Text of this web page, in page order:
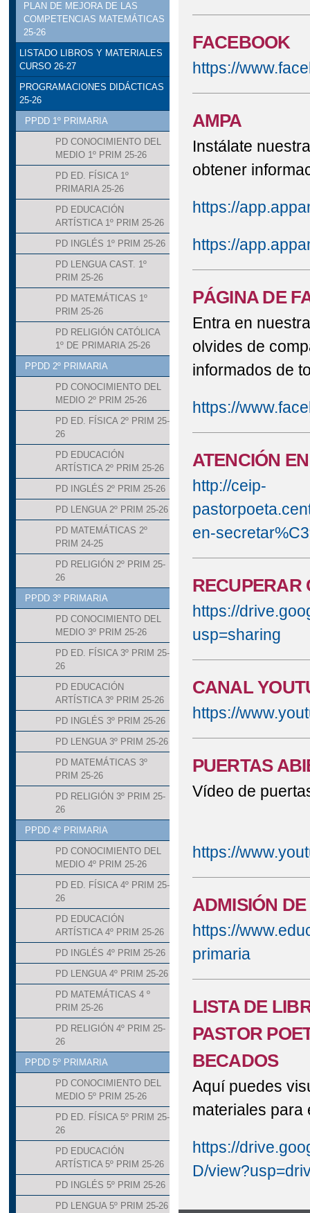
PLAN DE MEJORA DE LAS
COMPETENCIAS MATEMÁTICAS
25-26
LISTADO LIBROS Y MATERIALES
CURSO 26-27
PROGRAMACIONES DIDÁCTICAS
25-26
PPDD 1º PRIMARIA
PD CONOCIMIENTO DEL
MEDIO 1º PRIM 25-26
PD ED. FÍSICA 1º
PRIMARIA 25-26
PD EDUCACIÓN
ARTÍSTICA 1º PRIM 25-26
PD INGLÉS 1º PRIM 25-26
PD LENGUA CAST. 1º
PRIM 25-26
PD MATEMÁTICAS 1º
PRIM 25-26
PD RELIGIÓN CATÓLICA
1º DE PRIMARIA 25-26
PPDD 2º PRIMARIA
PD CONOCIMIENTO DEL
MEDIO 2º PRIM 25-26
PD ED. FÍSICA 2º PRIM 25-
26
PD EDUCACIÓN
ARTÍSTICA 2º PRIM 25-26
PD INGLÉS 2º PRIM 25-26
PD LENGUA 2º PRIM 25-26
PD MATEMÁTICAS 2º
PRIM 24-25
PD RELIGIÓN 2º PRIM 25-
26
PPDD 3º PRIMARIA
PD CONOCIMIENTO DEL
MEDIO 3º PRIM 25-26
PD ED. FÍSICA 3º PRIM 25-
26
PD EDUCACIÓN
ARTÍSTICA 3º PRIM 25-26
PD INGLÉS 3º PRIM 25-26
PD LENGUA 3º PRIM 25-26
PD MATEMÁTICAS 3º
PRIM 25-26
PD RELIGIÓN 3º PRIM 25-
26
PPDD 4º PRIMARIA
PD CONOCIMIENTO DEL
MEDIO 4º PRIM 25-26
PD ED. FÍSICA 4º PRIM 25-
26
PD EDUCACIÓN
ARTÍSTICA 4º PRIM 25-26
PD INGLÉS 4º PRIM 25-26
PD LENGUA 4º PRIM 25-26
PD MATEMÁTICAS 4 º
PRIM 25-26
PD RELIGIÓN 4º PRIM 25-
26
PPDD 5º PRIMARIA
PD CONOCIMIENTO DEL
MEDIO 5º PRIM 25-26
PD ED. FÍSICA 5º PRIM 25-
26
PD EDUCACIÓN
ARTÍSTICA 5º PRIM 25-26
PD INGLÉS 5º PRIM 25-26
PD LENGUA 5º PRIM 25-26
FACEBOOK
https://
AMPA
Instálate
obtener
https://
https://
PÁGINA DE
Entra en
olvides de
informados de
https://
ATENCIÓN
http://ceip-
en-
RECUPERAR
https://
usp=sharing
CANAL
https://
PUERTAS
Vídeo de
https://
ADMISIÓN
https://
primaria
LISTA DE
PASTOR
BECADOS
Aquí puedes
materiales para
https://
D/